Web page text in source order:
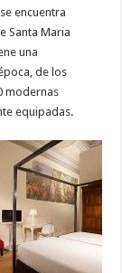
encuentra
Santa Maria
una
de los
modernas
equipadas.